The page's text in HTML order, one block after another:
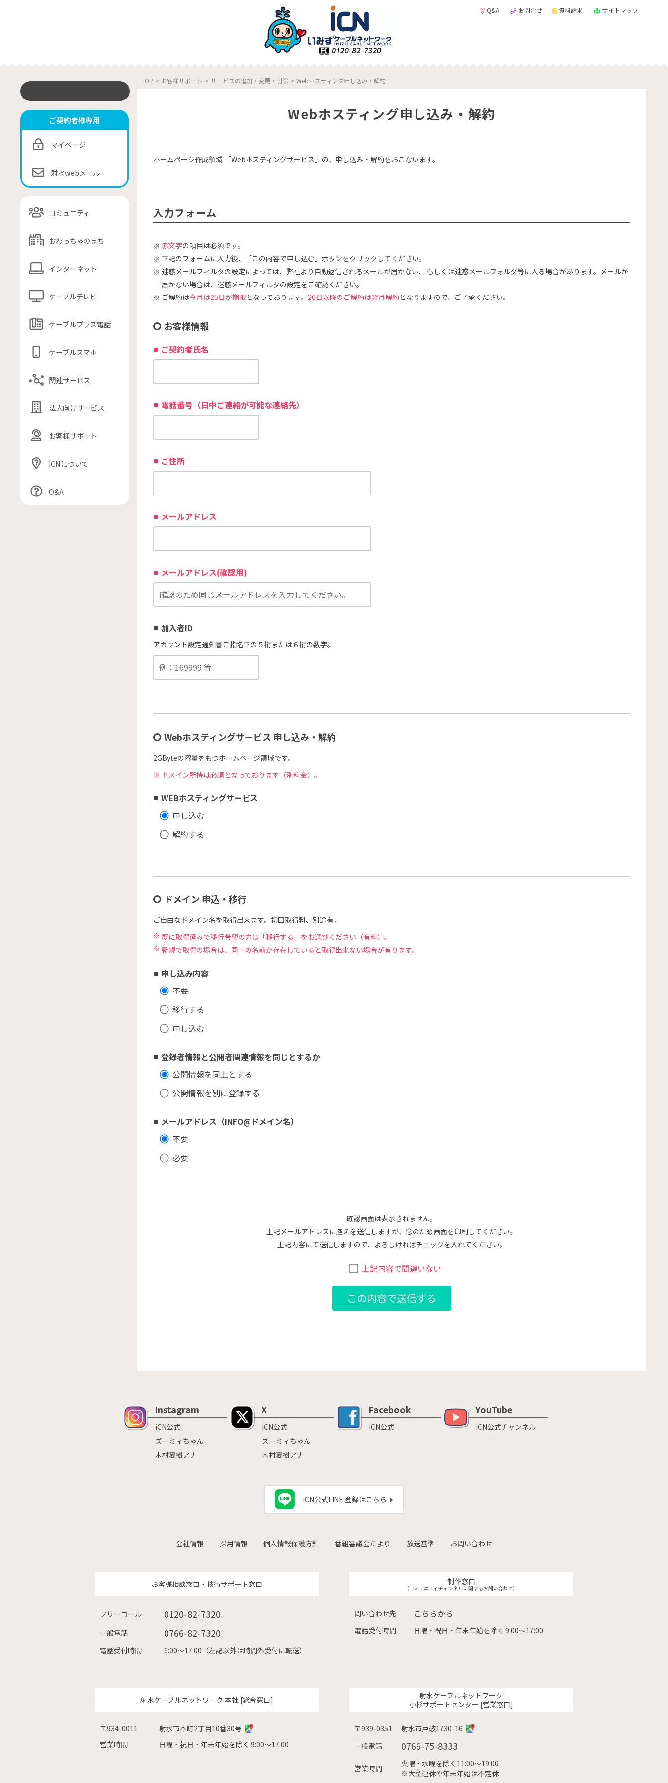
Q&A お問合せ 資料請求 サイトマップ
ご契約者様専用
マイページ
射水webメール
コミュニティ
おわっちゃのまち
インターネット
ケーブルテレビ
ケーブルプラス電話
ケーブルスマホ
関連サービス
法人向けサービス
お客様サポート
iCNについて
Q&A
TOP > お客様サポート > サービスの追加・変更・削除 > Webホスティング申し込み・解約
Webホスティング申し込み・解約
ホームページ作成領域 「Webホスティングサービス」の、申し込み・解約をおこないます。
入力フォーム
赤文字の項目は必須です。
下記のフォームに入力後、「この内容で申し込む」ボタンをクリックしてください。
迷惑メールフィルタの設定によっては、弊社より自動返信されるメールが届かない、 もしくは迷惑メールフォルダ等に入る場合があります。メールが
届かない場合は、迷惑メールフィルタの設定をご確認ください。
ご解約は今月は25日が期限 となっております。 26日以降のご解約は翌月解約となりますので、ご了承ください。
お客様情報
ご契約者氏名
電話番号（日中ご連絡が可能な連絡先）
ご住所
メールアドレス
メールアドレス(確認用)
加入者ID
アカウント設定通知書ご指名下の５桁または６桁の数字。
Webホスティングサービス 申し込み・解約
2GByteの容量をもつホームページ領域です。
ドメイン所持は必須となっております（別料金）。
WEBホスティングサービス
申し込む
解約する
ドメイン 申込・移行
ご自由なドメイン名を取得出来ます。初回取得料、別途有。
既に取得済みで移行希望の方は「移行する」をお選びください（有料）。
新規で取得の場合は、同一の名前が存在していると取得出来ない場合が有ります。
申し込み内容
不要
移行する
申し込む
登録者情報と公開者関連情報を同じとするか
公開情報を同上とする
公開情報を別に登録する
メールアドレス（INFO@ドメイン名）
不要
必要
確認画面は表示されません。
上記メールアドレスに控えを送信しますが、念のため画面を印刷してください。
上記内容にて送信しますので、よろしければチェックを入れてください。
上記内容で間違いない
Instagram
iCN公式
ズーミィちゃん
木村夏樹アナ
X
iCN公式
ズーミィちゃん
木村夏樹アナ
Facebook
iCN公式
YouTube
iCN公式チャンネル
iCN公式LINE 登録はこちら
会社情報 採用情報 個人情報保護方針 番組審議会だより 放送基準 お問い合わせ
お客様相談窓口・技術サポート窓口
フリーコール 0120-82-7320
一般電話 0766-82-7320
電話受付時間 9:00〜17:00（左記以外は時間外受付に転送）
制作窓口
（コミュニティチャンネルに関するお問い合わせ）
問い合わせ先 こちらから
電話受付時間 日曜・祝日・年末年始を除く 9:00〜17:00
射水ケーブルネットワーク 本社 [総合窓口]
〒934-0011
射水市本町2丁目10番30号
営業時間
日曜・祝日・年末年始を除く 9:00〜17:00
射水ケーブルネットワーク
小杉サポートセンター [営業窓口]
〒939-0351
射水市戸破1730-16
一般電話
0766-75-8333
営業時間
火曜・水曜を除く11:00〜19:00
※大型連休や年末年始は不定休